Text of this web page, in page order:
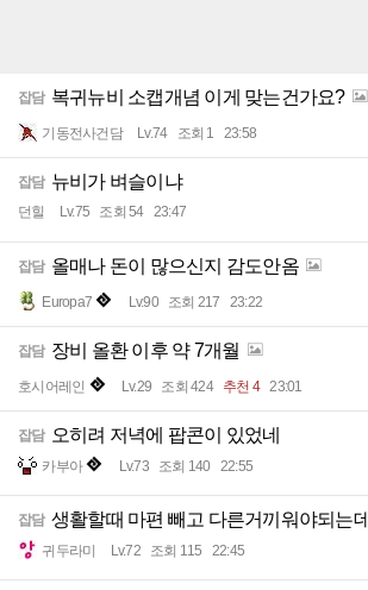
잡담 복귀뉴비 소캡개념 이게 맞는건가요?
기동전사건담 Lv.74 조회 1 23:58
잡담 뉴비가 벼슬이냐
던힐 Lv.75 조회 54 23:47
잡담 올매나 돈이 많으신지 감도안옴
Europa7 Lv.90 조회 217 23:22
잡담 장비 올환 이후 약 7개월
호시어레인 Lv.29 조회 424 추천 4 23:01
잡담 오히려 저녁에 팝콘이 있었네
카부아 Lv.73 조회 140 22:55
잡담 생활할때 마편 빼고 다른거끼워야되는데
귀두라미 Lv.72 조회 115 22:45